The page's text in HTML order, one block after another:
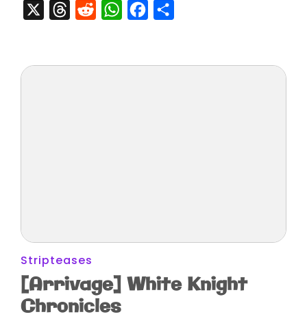
ThreadsRedditWhatsAppFacebook
Stripteases
[Arrivage] White Knight
Chronicles